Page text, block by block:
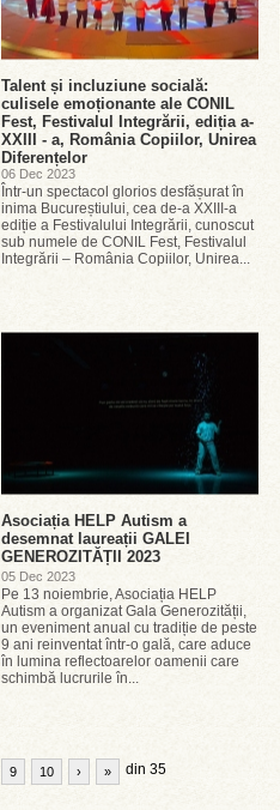
Talent și incluziune socială:
culisele emoționante ale CONIL
Fest, Festivalul Integrării, ediția a-
XXIII - a, România Copiilor, Unirea
Diferențelor
06 Dec 2023
Într-un spectacol glorios desfășurat în
inima Bucureștiului, cea de-a XXIII-a
ediție a Festivalului Integrării, cunoscut
sub numele de CONIL Fest, Festivalul
Integrării – România Copiilor, Unirea...
Asociația HELP Autism a
desemnat laureații GALEI
GENEROZITĂȚII 2023
05 Dec 2023
Pe 13 noiembrie, Asociația HELP
Autism a organizat Gala Generozității,
un eveniment anual cu tradiție de peste
9 ani reinventat într-o gală, care aduce
în lumina reflectoarelor oamenii care
schimbă lucrurile în...
9 10 din 35
› »